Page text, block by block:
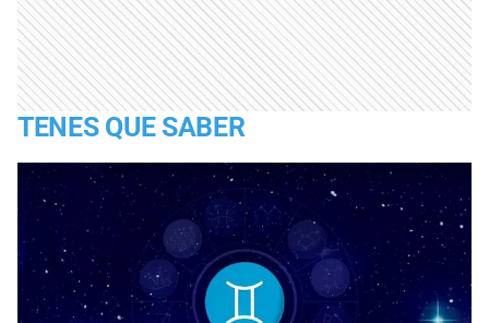
TENES QUE SABER